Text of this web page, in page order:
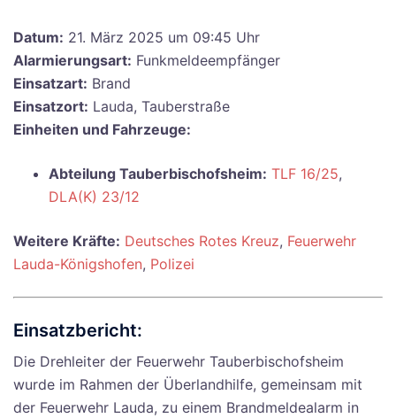
Datum: 21. März 2025 um 09:45 Uhr
Alarmierungsart: Funkmeldeempfänger
Einsatzart: Brand
Einsatzort: Lauda, Tauberstraße
Einheiten und Fahrzeuge:
Abteilung Tauberbischofsheim: TLF 16/25,
DLA(K) 23/12
Weitere Kräfte: Deutsches Rotes Kreuz, Feuerwehr
Lauda-Königshofen, Polizei
Einsatzbericht:
Die Drehleiter der Feuerwehr Tauberbischofsheim
wurde im Rahmen der Überlandhilfe, gemeinsam mit
der Feuerwehr Lauda, zu einem Brandmeldealarm in